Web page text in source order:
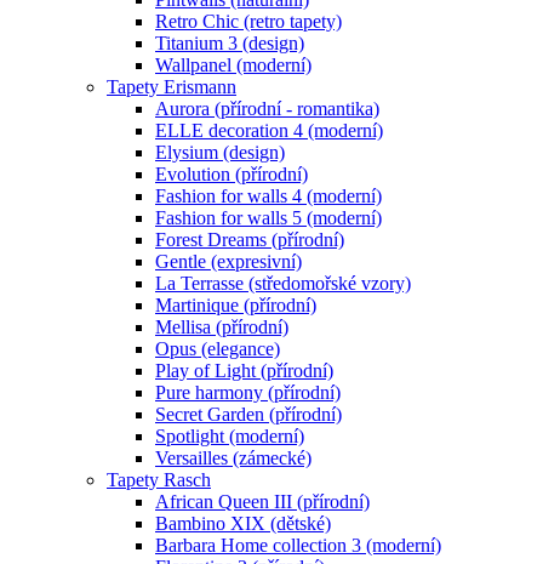
Retro Chic (retro tapety)
Titanium 3 (design)
Wallpanel (moderní)
Tapety Erismann
Aurora (přírodní - romantika)
ELLE decoration 4 (moderní)
Elysium (design)
Evolution (přírodní)
Fashion for walls 4 (moderní)
Fashion for walls 5 (moderní)
Forest Dreams (přírodní)
Gentle (expresivní)
La Terrasse (středomořské vzory)
Martinique (přírodní)
Mellisa (přírodní)
Opus (elegance)
Play of Light (přírodní)
Pure harmony (přírodní)
Secret Garden (přírodní)
Spotlight (moderní)
Versailles (zámecké)
Tapety Rasch
African Queen III (přírodní)
Bambino XIX (dětské)
Barbara Home collection 3 (moderní)